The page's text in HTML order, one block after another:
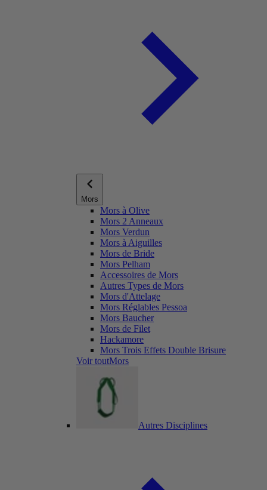
Mors
Mors à Olive
Mors 2 Anneaux
Mors Verdun
Mors à Aiguilles
Mors de Bride
Mors Pelham
Accessoires de Mors
Autres Types de Mors
Mors d'Attelage
Mors Réglables Pessoa
Mors Baucher
Mors de Filet
Hackamore
Mors Trois Effets Double Brisure
Voir toutMors
Autres Disciplines